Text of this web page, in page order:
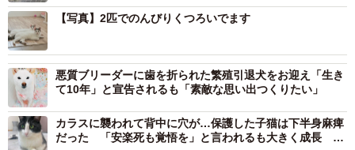
【写真】2匹でのんびりくつろいでます
悪質ブリーダーに歯を折られた繁殖引退犬をお迎え「生き
て10年」と宣告されるも「素敵な思い出つくりたい」
カラスに襲われて背中に穴が…保護した子猫は下半身麻痺
だった 「安楽死も覚悟を」と言われるも大きく成長 ハ